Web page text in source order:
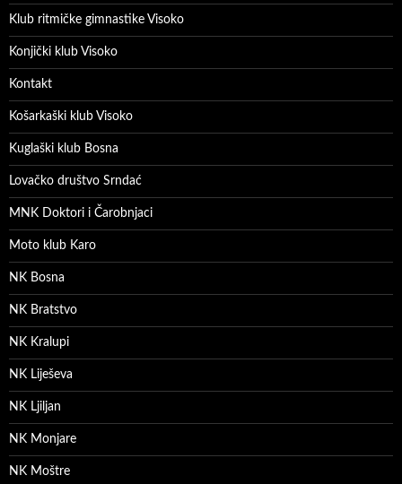
Klub ritmičke gimnastike Visoko
Konjički klub Visoko
Kontakt
Košarkaški klub Visoko
Kuglaški klub Bosna
Lovačko društvo Srndać
MNK Doktori i Čarobnjaci
Moto klub Karo
NK Bosna
NK Bratstvo
NK Kralupi
NK Liješeva
NK Ljiljan
NK Monjare
NK Moštre